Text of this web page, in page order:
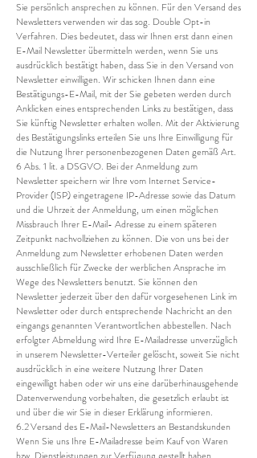
Sie persönlich ansprechen zu können. Für den Versand des
Newsletters verwenden wir das sog. Double Opt-in
Verfahren. Dies bedeutet, dass wir Ihnen erst dann einen
E-Mail Newsletter übermitteln werden, wenn Sie uns
ausdrücklich bestätigt haben, dass Sie in den Versand von
Newsletter einwilligen. Wir schicken Ihnen dann eine
Bestätigungs-E-Mail, mit der Sie gebeten werden durch
Anklicken eines entsprechenden Links zu bestätigen, dass
Sie künftig Newsletter erhalten wollen. Mit der Aktivierung
des Bestätigungslinks erteilen Sie uns Ihre Einwilligung für
die Nutzung Ihrer personenbezogenen Daten gemäß Art.
6 Abs. 1 lit. a DSGVO. Bei der Anmeldung zum
Newsletter speichern wir Ihre vom Internet Service-
Provider (ISP) eingetragene IP-Adresse sowie das Datum
und die Uhrzeit der Anmeldung, um einen möglichen
Missbrauch Ihrer E-Mail- Adresse zu einem späteren
Zeitpunkt nachvollziehen zu können. Die von uns bei der
Anmeldung zum Newsletter erhobenen Daten werden
ausschließlich für Zwecke der werblichen Ansprache im
Wege des Newsletters benutzt. Sie können den
Newsletter jederzeit über den dafür vorgesehenen Link im
Newsletter oder durch entsprechende Nachricht an den
eingangs genannten Verantwortlichen abbestellen. Nach
erfolgter Abmeldung wird Ihre E-Mailadresse unverzüglich
in unserem Newsletter-Verteiler gelöscht, soweit Sie nicht
ausdrücklich in eine weitere Nutzung Ihrer Daten
eingewilligt haben oder wir uns eine darüberhinausgehende
Datenverwendung vorbehalten, die gesetzlich erlaubt ist
und über die wir Sie in dieser Erklärung informieren.
6.2 Versand des E-Mail-Newsletters an Bestandskunden
Wenn Sie uns Ihre E-Mailadresse beim Kauf von Waren